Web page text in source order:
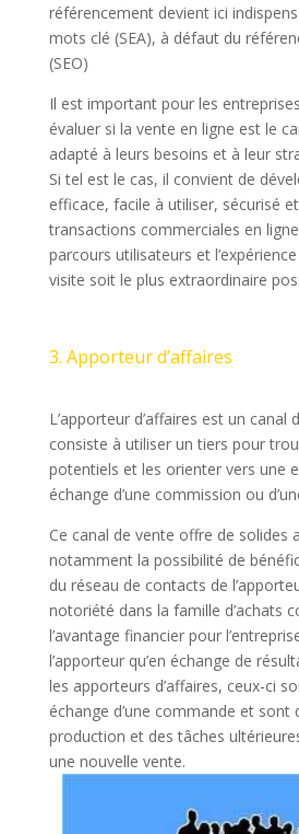
référencement devient ici
mots clé (SEA), à défaut du
(SEO)
Il est important pour les
évaluer si la vente en ligne est le
adapté à leurs besoins et à leur
Si tel est le cas, il convient de
efficace, facile à utiliser, sécurisé
transactions commerciales en
parcours utilisateurs et
visite soit le plus extraordinaire
3. Apporteur d’affaires
L’apporteur d’affaires est un canal
consiste à utiliser un tiers pour
potentiels et les orienter vers une
échange d’une commission ou
Ce canal de vente offre de solides
notamment la possibilité de
du réseau de contacts de
notoriété dans la famille d’achats
l’avantage financier pour
l’apporteur qu’en échange de
les apporteurs d’affaires, ceux-ci
échange d’une commande et sont
production et des tâches
une nouvelle vente.